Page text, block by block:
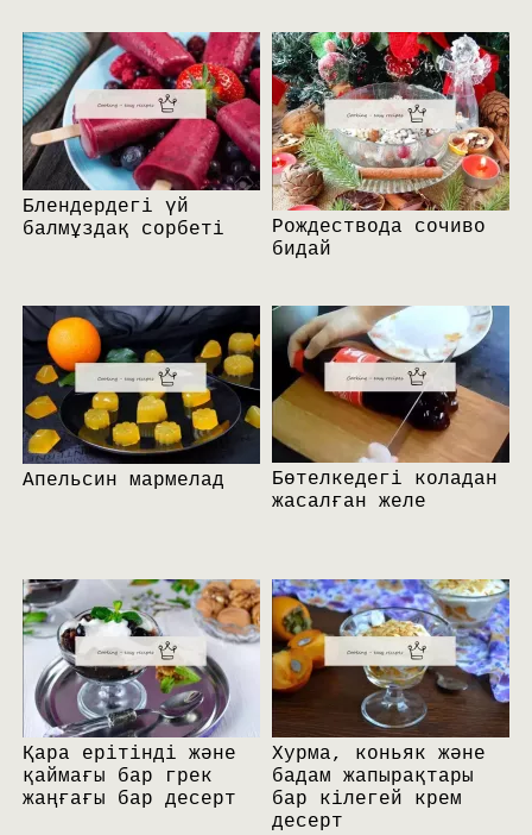
Блендердегі үй
балмұздақ сорбеті
Рождествода сочиво
бидай
Апельсин мармелад
Бөтелкедегі коладан
жасалған желе
Қара ерітінді және
қаймағы бар грек
жаңғағы бар десерт
Хурма, коньяк және
бадам жапырақтары
бар кілегей крем
десерт